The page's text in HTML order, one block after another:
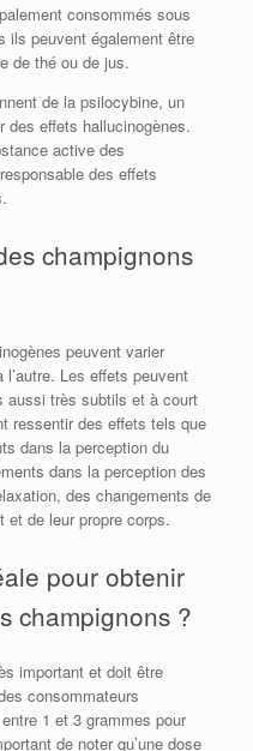
consommés sous
ils peuvent également être
de thé ou de jus.
de la psilocybine, un
des effets hallucinogènes.
active des
des effets
champignons
peuvent varier
l’autre. Les effets peuvent
aussi très subtils et à court
ressentir des effets tels que
dans la perception du
dans la perception des
des changements de
et de leur propre corps.
pour obtenir
champignons ?
important et doit être
consommateurs
1 et 3 grammes pour
de noter qu’une dose